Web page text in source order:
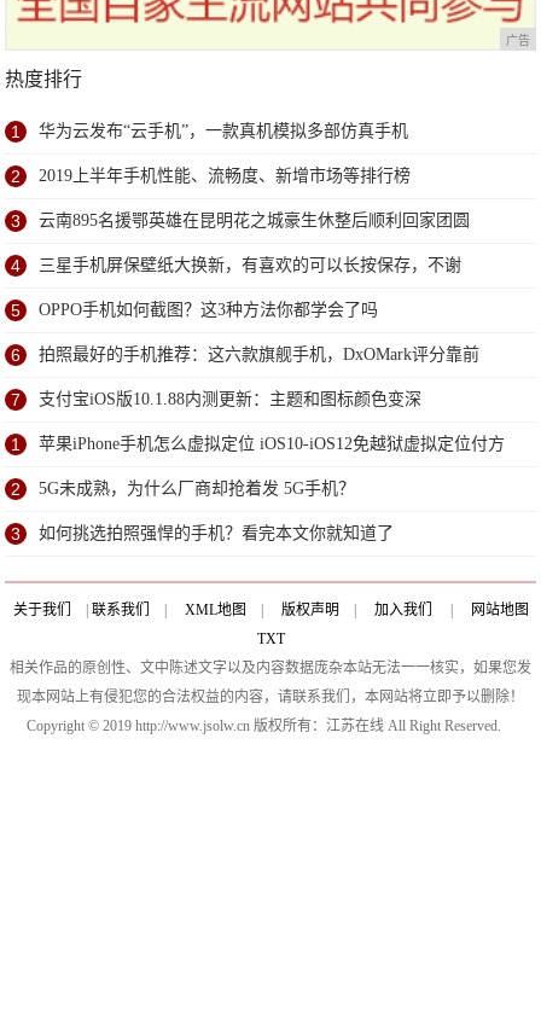
广告
热度排行
1 华为云发布“云手机”，一款真机模拟多部仿真手机
2 2019上半年手机性能、流畅度、新增市场等排行榜
3 云南895名援鄂英雄在昆明花之城豪生休整后顺利回家团圆
4 三星手机屏保壁纸大换新，有喜欢的可以长按保存，不谢
5 OPPO手机如何截图？这3种方法你都学会了吗
6 拍照最好的手机推荐：这六款旗舰手机，DxOMark评分靠前
7 支付宝iOS版10.1.88内测更新：主题和图标颜色变深
1 苹果iPhone手机怎么虚拟定位 iOS10-iOS12免越狱虚拟定位付方
法
2 5G未成熟，为什么厂商却抢着发 5G手机？
3 如何挑选拍照强悍的手机？看完本文你就知道了
关于我们 联系我们 XML地图 版权声明 加入我们
网站地图
TXT
相关作品的原创性、文中陈述文字以及内容数据庞杂本站无法一一核实，如果您发
现本网站上有侵犯您的合法权益的内容，请联系我们，本网站将立即予以删除！
Copyright © 2019 http://www.jsolw.cn 版权所有：江苏在线 All Right Reserved.